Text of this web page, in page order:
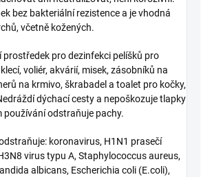
bez bakteriální rezistence a je vhodná
včetně kožených.
prostředek pro dezinfekci pelíšků pro
voliér, akvárií, misek, zásobníků na
na krmivo, škrabadel a toalet pro kočky,
dýchací cesty a nepoškozuje tlapky
používání odstraňuje pachy.
koronavirus, H1N1 prasečí
virus typu A, Staphylococcus aureus,
albicans, Escherichia coli (E.coli),